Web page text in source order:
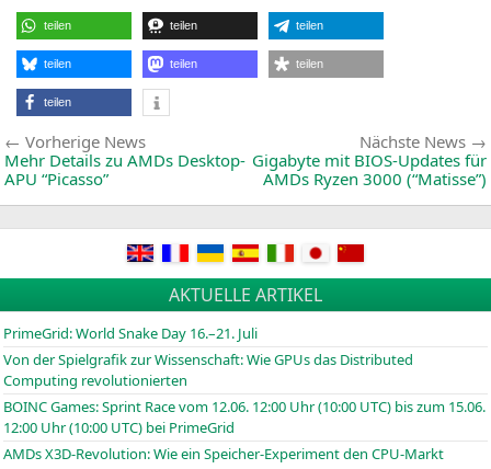
teilen teilen teilen
teilen teilen teilen
teilen
Beitragsnavigation
Vorherige NewsVorherige
News:
Mehr Details zu AMDs Desktop-
APU “Picasso”
Nächste News
Gigabyte mit BIOS-Updates für
AMDs Ryzen 3000 (“Matisse”)
AKTUELLE ARTIKEL
PrimeGrid: World Snake Day 16.–21. Juli
Von der Spielgrafik zur Wissenschaft: Wie GPUs das Distributed
Computing revolutionierten
BOINCGames: Sprint Race vom 12.06. 12:00 Uhr (10:00 UTC) bis zum 15.06.
12:00 Uhr (10:00 UTC) bei PrimeGrid
AMDs X3D-Revolution: Wie ein Speicher-Experiment den CPU-Markt